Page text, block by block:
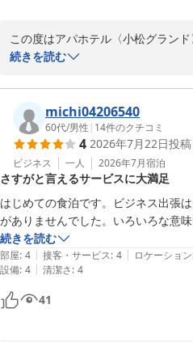
この度はアパホテル〈小松グラン
とうございます。
申し上げます。
リニューアル後の館内や客室につ
けたとのこと、大変嬉しく存じます
お客様からのお褒めの言葉は、ス
す。
次回お越しの際にも、より快適な空
いります。
お客様のまたのご来館をスタッフ
フロント　尾田
アパホテル〈小松グランド〉
続きを読む
michi04206540
60代/男性 | 14件のクチコミ
4 2026年7月22日投稿
ビジネス 一人 2026年7月宿泊
さすがと言えるサービスに大満足
はじめての食泊です。ビジネス出張
がありませんでした。いろいろな意
続きを読む
部屋: 4 | 接客・サービス: 4 | ロケーション
設備: 4 | 清潔さ: 4
41